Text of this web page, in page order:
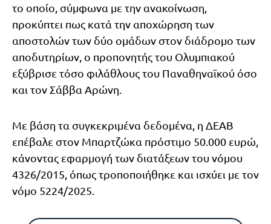
το οποίο, σύμφωνα με την ανακοίνωση,
προκύπτει πως κατά την αποχώρηση των
αποστολών των δύο ομάδων στον διάδρομο των
αποδυτηρίων, ο προπονητής του Ολυμπιακού
εξύβρισε τόσο φιλάθλους του Παναθηναϊκού όσο
και τον Σάββα Αρώνη.
Με βάση τα συγκεκριμένα δεδομένα, η ΔΕΑΒ
επέβαλε στον Μπαρτζώκα πρόστιμο 50.000 ευρώ,
κάνοντας εφαρμογή των διατάξεων του νόμου
4326/2015, όπως τροποποιήθηκε και ισχύει με τον
νόμο 5224/2025.